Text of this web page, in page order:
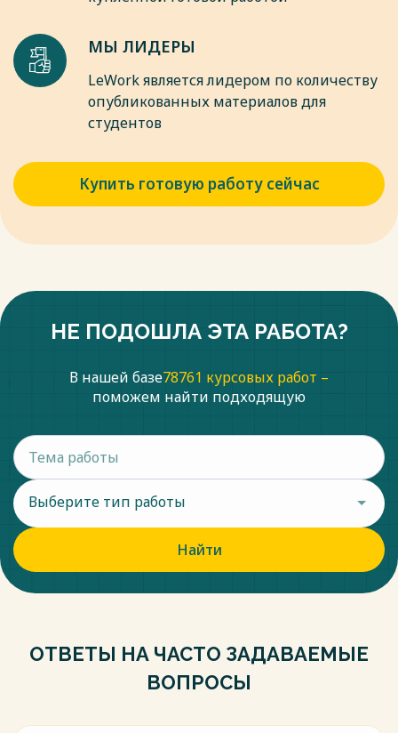
МЫ ЛИДЕРЫ
LeWork является лидером по количеству
опубликованных материалов для
студентов
Купить готовую работу сейчас
НЕ ПОДОШЛА ЭТА РАБОТА?
В нашей базе78761 курсовых работ –
поможем найти подходящую
Выберите тип работы
Найти
ОТВЕТЫ НА ЧАСТО ЗАДАВАЕМЫЕ
ВОПРОСЫ